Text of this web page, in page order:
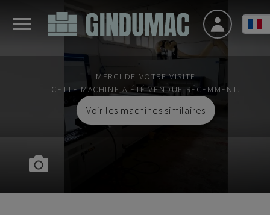
MERCI DE VOTRE VISITE
CETTE MACHINE A ÉTÉ VENDUE RÉCEMMENT.
Voir les machines similaires